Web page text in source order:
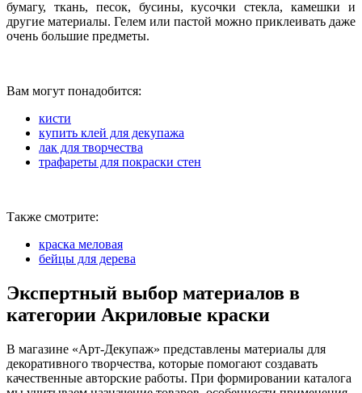
бумагу, ткань, песок, бусины, кусочки стекла, камешки и
другие материалы. Гелем или пастой можно приклеивать даже
очень большие предметы.
Вам могут понадобится:
кисти
купить клей для декупажа
лак для творчества
трафареты для покраски стен
Также смотрите:
краска меловая
бейцы для дерева
Экспертный выбор материалов в
категории Акриловые краски
В магазине «Арт-Декупаж» представлены материалы для
декоративного творчества, которые помогают создавать
качественные авторские работы. При формировании каталога